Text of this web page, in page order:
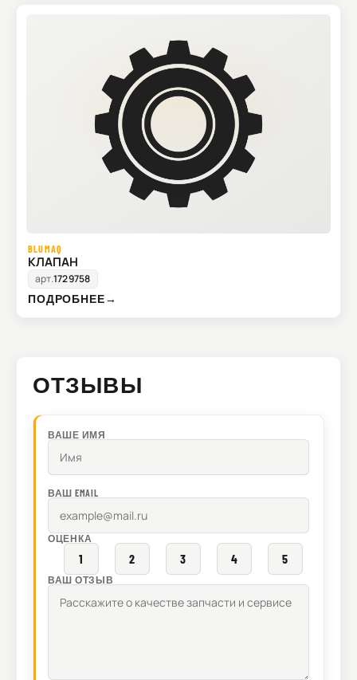
BLUMAQ
КЛАПАН
арт.1729758
ПОДРОБНЕЕ→
ОТЗЫВЫ
ВАШЕ ИМЯ
ВАШ EMAIL
ОЦЕНКА
1 2 3 4 5
ВАШ ОТЗЫВ